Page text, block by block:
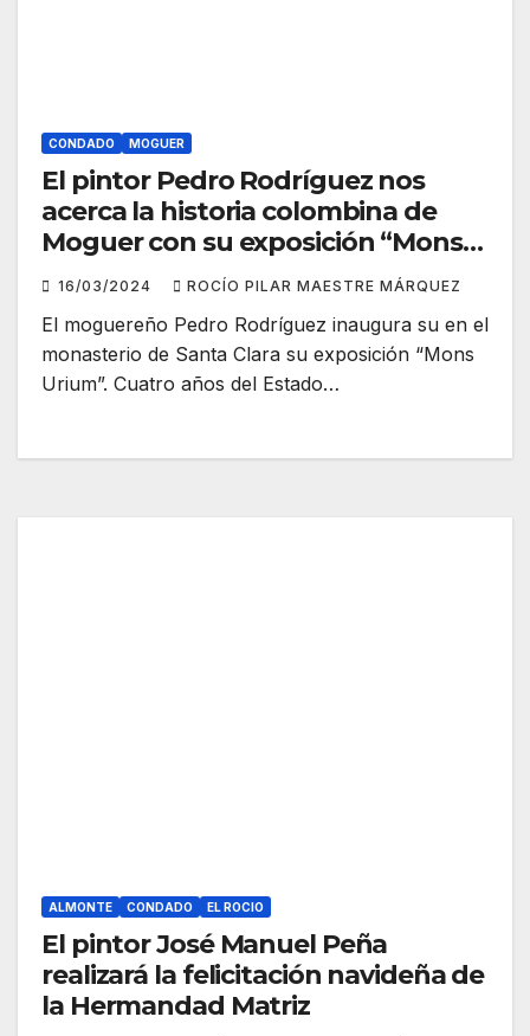
CONDADO MOGUER
El pintor Pedro Rodríguez nos
acerca la historia colombina de
Moguer con su exposición “Mons
Urium”
16/03/2024 ROCÍO PILAR MAESTRE MÁRQUEZ
El moguereño Pedro Rodríguez inaugura su en el
monasterio de Santa Clara su exposición “Mons
Urium”. Cuatro años del Estado…
ALMONTE CONDADO EL ROCIO
El pintor José Manuel Peña
realizará la felicitación navideña de
la Hermandad Matriz